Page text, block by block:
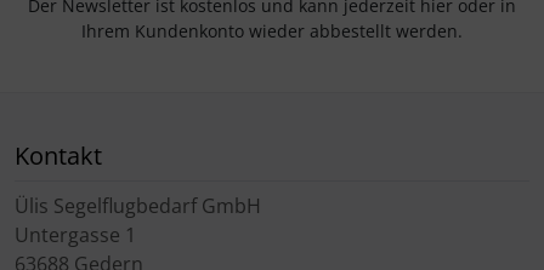
Der Newsletter ist kostenlos und kann jederzeit hier oder in
Ihrem Kundenkonto wieder abbestellt werden.
Kontakt
Ülis Segelflugbedarf GmbH
Untergasse 1
63688 Gedern